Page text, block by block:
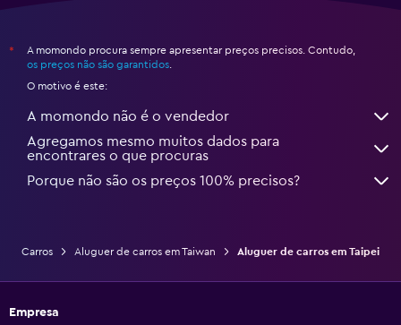
*
A momondo procura sempre apresentar preços precisos. Contudo,
os preços não são garantidos.
O motivo é este:
A momondo não é o vendedor
Agregamos mesmo muitos dados para
encontrares o que procuras
Porque não são os preços 100% precisos?
Carros Aluguer de carros em Taiwan Aluguer de carros em Taipei
Empresa